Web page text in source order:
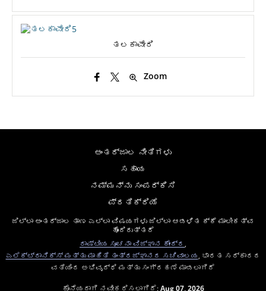
ತಲಕಾವೇರಿ
Zoom
ಅಂತರ್ಜಾಲ ನೀತಿಗಳು
ಸಹಾಯ
ನಮ್ಮನ್ನು ಸಂಪರ್ಕಿಸಿ
ಪ್ರತಿಕ್ರಿಯೆ
ಜಿಲ್ಲಾ ಅಂತರ್ಜಾಲ ತಾಣ ಎಲ್ಲಾ ವಿಷಯಗಳು ಜಿಲ್ಲಾ ಆಡಳಿತ ಕ್ಕೆ ಮಾಲೀಕತ್ವ
ಹೊಂದಿರುತ್ತದೆ
ರಾಷ್ಟೀಯ ಸೂಚನಾ ವಿಜ್ಞಾನ ಕೇಂದ್ರ
ಎಲೆಕ್ಟ್ರಾನಿಕ್ಸ್ ಮತ್ತು ಮಾಹಿತಿ ತಂತ್ರಜ್ಞಾನದ ಸಚಿವಾಲಯ , ಭಾರತ ಸರ್ಕಾರದ
ವತಿಯಿಂದ ಅಭಿವೃದ್ಧಿ ಮತ್ತು ಸಂಗ್ರಹಣೆ ಮಾಡಲಾಗಿದೆ
ಕೊನೆಯದಾಗಿ ನವೀಕರಿಸಲಾಗಿದೆ:Aug 07, 2026